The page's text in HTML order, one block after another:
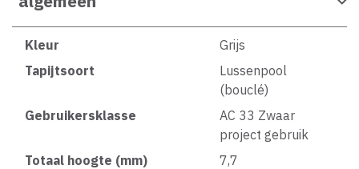
Kleur
Grijs
Tapijtsoort
Lussenpool
(bouclé)
Gebruikersklasse
AC 33 Zwaar
project gebruik
Totaal hoogte (mm)
7,7